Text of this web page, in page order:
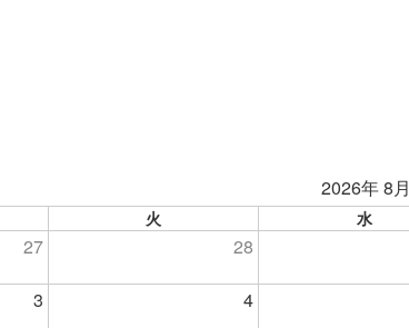
2026年 8月
火 水
27 28
3 4